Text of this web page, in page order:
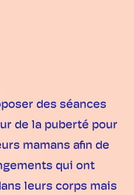
des séances
de la puberté pour
mamans afin de
qui ont
leurs corps mais